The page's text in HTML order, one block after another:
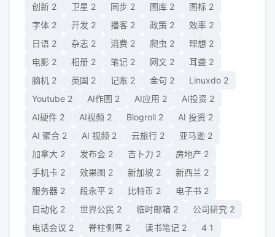
创新 2 卫星 2 同步 2 图库 2 图标 2
字体 2 开发 2 播客 2 政策 2 效率 2
日语 2 杂志 2 消费 2 爬虫 2 理想 2
电影 2 相册 2 笔记 2 网文 2 耳聋 2
脑机 2 英国 2 记账 2 金句 2 Linuxdo 2
Youtube 2 AI作图 2 AI应用 2 AI投资 2
AI硬件 2 AI视频 2 Blogroll 2 AI 投资 2
AI 聚合 2 AI 视频 2 云旅行 2 亚马逊 2
加拿大 2 发布会 2 吉卜力 2 房地产 2
手机卡 2 效果图 2 新加坡 2 新西兰 2
服务器 2 段永平 2 比特币 2 电子书 2
自动化 2 世界公民 2 临时邮箱 2 公司研究 2
电话会议 2 脊柱侧弯 2 读书笔记 2 4 1